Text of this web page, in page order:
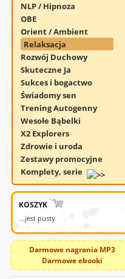
NLP / Hipnoza
OBE
Orient / Ambient
Relaksacja
Rozwój Duchowy
Skuteczne Ja
Sukces i bogactwo
Świadomy sen
Trening Autogenny
Wesołe Bąbelki
X2 Explorers
Zdrowie i uroda
Zestawy promocyjne
Komplety, serie
KOSZYK
...jest pusty
Darmowe nagrania MP3
Darmowe ebooki